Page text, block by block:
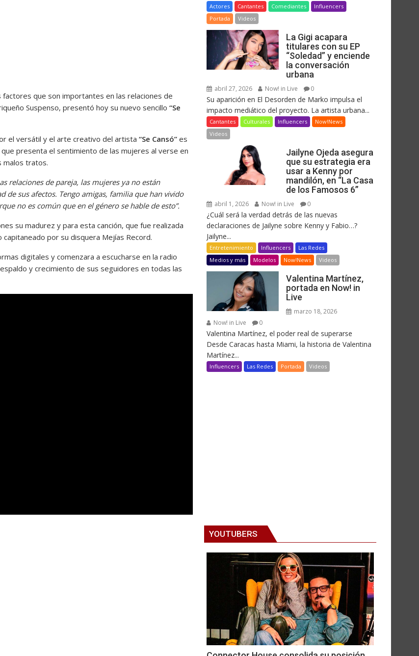
que son importantes en las relaciones de
Suspenso, presentó hoy su nuevo sencillo “Se
el versátil y el arte creativo del artista “Se Cansó” es
presenta el sentimiento de las mujeres al verse en
malos tratos.
relaciones de pareja, las mujeres ya no están
de sus afectos. Tengo amigas, familia que han vivido
no es común que en el género se hable de esto”.
su madurez y para esta canción, que fue realizada
por su disquera Mejías Record.
digitales y comenzara a escucharse en la radio
y crecimiento de sus seguidores en todas las
Actores Cantantes Comediantes
Influencers
Portada
Videos
La Gigi acapara
titulares con su EP
“Soledad” y enciende
la conversación
urbana
abril 27, 2026 Now! in Live 0
Su aparición en El Desorden de Marko impulsa el
impacto mediático del proyecto. La artista urbana...
Cantantes Culturales Influencers
Now!News
Videos
Jailyne Ojeda asegura
que su estrategia era
usar a Kenny por
mandilón, en “La Casa
de los Famosos 6”
abril 1, 2026 Now! in Live 0
¿Cuál será la verdad detrás de las nuevas
declaraciones de Jailyne sobre Kenny y Fabio…?
Jailyne...
Entretenimiento Influencers
Las Redes
Medios y más
Modelos Now!News Videos
Valentina Martínez,
portada en Now! in
Live
marzo 18, 2026
Now! in Live
0
Valentina Martínez, el poder real de superarse
Desde Caracas hasta Miami, la historia de Valentina
Martínez...
Influencers Las Redes Portada Videos
YOUTUBERS